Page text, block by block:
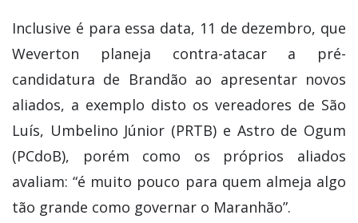
Inclusive é para essa data, 11 de dezembro, que
Weverton planeja contra-atacar a pré-
candidatura de Brandão ao apresentar novos
aliados, a exemplo disto os vereadores de São
Luís, Umbelino Júnior (PRTB) e Astro de Ogum
(PCdoB), porém como os próprios aliados
avaliam: “é muito pouco para quem almeja algo
tão grande como governar o Maranhão”.